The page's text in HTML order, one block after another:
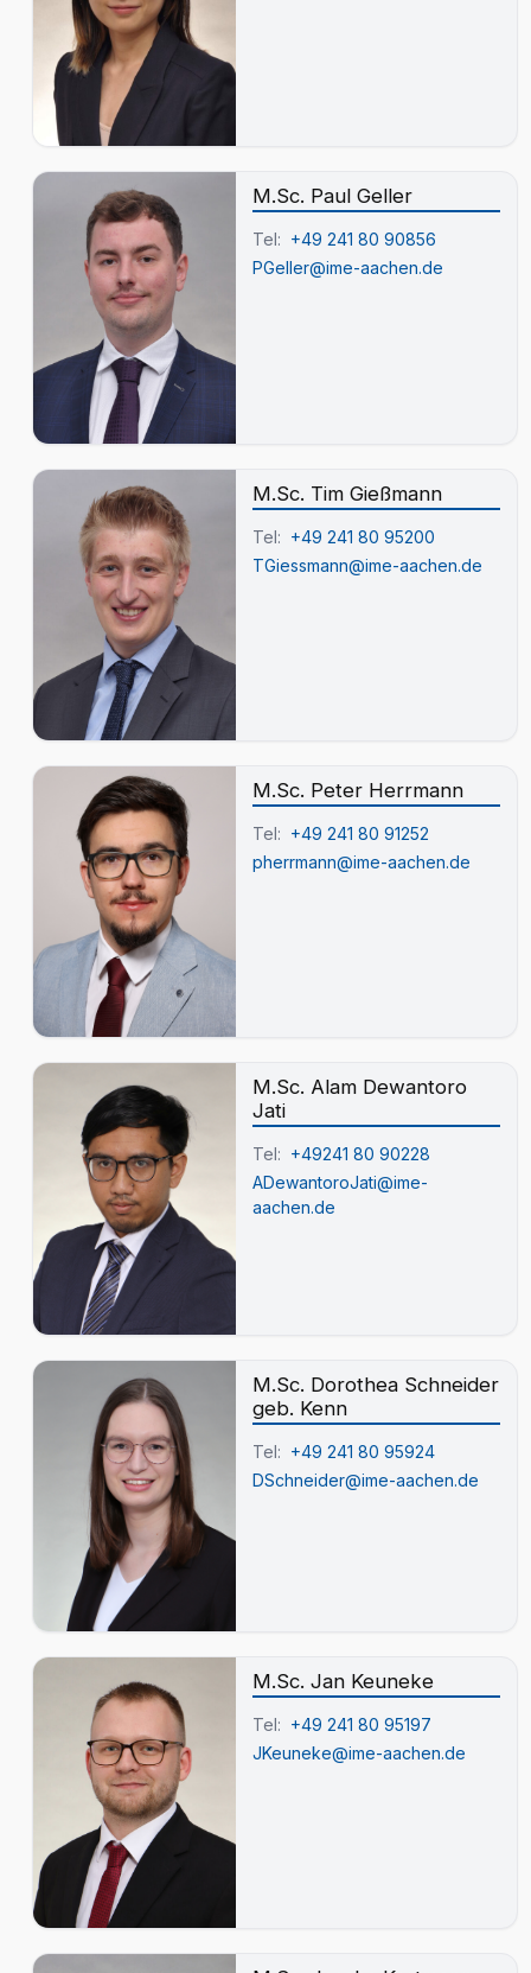
M.Sc. Paul Geller
Tel: +49 241 80 90856
PGeller@ime-aachen.de
M.Sc. Tim Gießmann
Tel: +49 241 80 95200
TGiessmann@ime-aachen.de
M.Sc. Peter Herrmann
Tel: +49 241 80 91252
pherrmann@ime-aachen.de
M.Sc. Alam Dewantoro
Jati
Tel: +49241 80 90228
ADewantoroJati@ime-
aachen.de
M.Sc. Dorothea Schneider
geb. Kenn
Tel: +49 241 80 95924
DSchneider@ime-aachen.de
M.Sc. Jan Keuneke
Tel: +49 241 80 95197
JKeuneke@ime-aachen.de